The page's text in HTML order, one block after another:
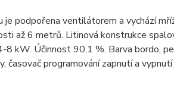
podpořena ventilátorem a vychází
až 6 metrů. Litinová konstrukce
kW. Účinnost 90,1 %. Barva bordo,
programování zapnutí a